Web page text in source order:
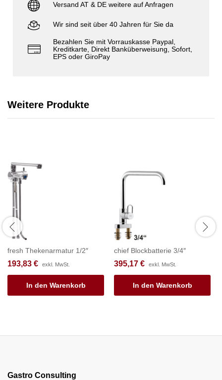
Versand AT & DE weitere auf Anfragen
Wir sind seit über 40 Jahren für Sie da
Bezahlen Sie mit Vorrauskasse Paypal,
Kreditkarte, Direkt Banküberweisung, Sofort,
EPS oder GiroPay
Weitere Produkte
fresh Thekenarmatur 1/2″
193,83 € exkl. MwSt.
In den Warenkorb
chief Blockbatterie 3/4″
395,17 € exkl. MwSt.
In den Warenkorb
Gastro Consulting